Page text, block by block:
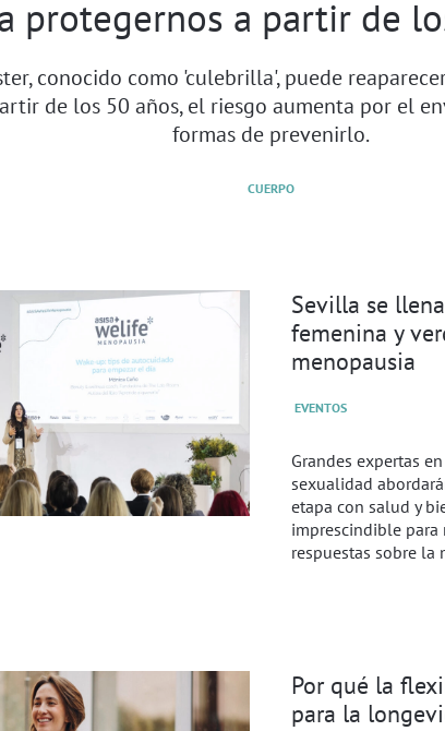
protegernos a partir de
conocido como 'culebrilla', puede
de los 50 años, el riesgo aumenta por el
formas de prevenirlo.
CUERPO
Sevilla se
femenina y
menopausia
EVENTOS
Grandes expertas
sexualidad
etapa con salud y
imprescindible para
respuestas sobre la
Por qué la
para la